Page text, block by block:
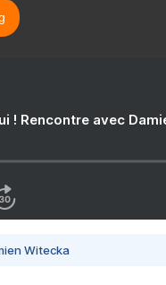
! Rencontre avec
Witecka